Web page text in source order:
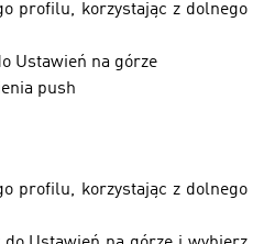
profilu, korzystając z dolnego
Ustawień na górze
push
profilu, korzystając z dolnego